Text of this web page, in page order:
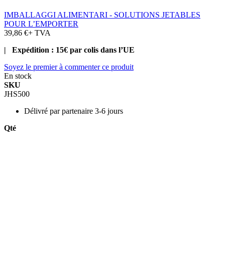
IMBALLAGGI ALIMENTARI - SOLUTIONS JETABLES
POUR L’EMPORTER
39,86 €+ TVA
| Expédition : 15€ par colis dans l’UE
Soyez le premier à commenter ce produit
En stock
SKU
JHS500
Délivré par partenaire 3-6 jours
Qté